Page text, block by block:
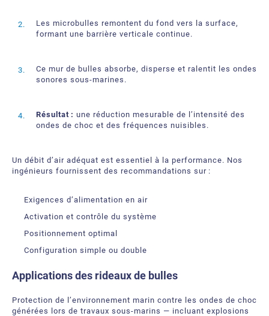
Les microbulles remontent du fond vers la surface,
formant une barrière verticale continue.
Ce mur de bulles absorbe, disperse et ralentit les ondes
sonores sous‑marines.
Résultat : une réduction mesurable de l’intensité des
ondes de choc et des fréquences nuisibles.
Un débit d’air adéquat est essentiel à la performance. Nos
ingénieurs fournissent des recommandations sur :
Exigences d’alimentation en air
Activation et contrôle du système
Positionnement optimal
Configuration simple ou double
Applications des rideaux de bulles
Protection de l’environnement marin contre les ondes de choc
générées lors de travaux sous‑marins — incluant explosions